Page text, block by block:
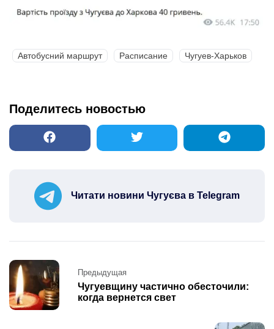
Автобусний маршрут Расписание Чугуев-Харьков
Поделитесь новостью
Читати новини Чугуєва в Telegram
Post
navigation
Предыдущая
Чугуевщину частично обесточили:
когда вернется свет